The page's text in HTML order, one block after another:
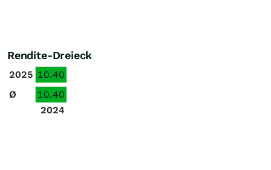
Rendite-Dreieck
2025 10.40
Ø
10.40
2024